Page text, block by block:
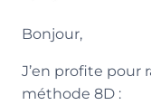
Bonjour,
J’en profite pour
méthode 8D :